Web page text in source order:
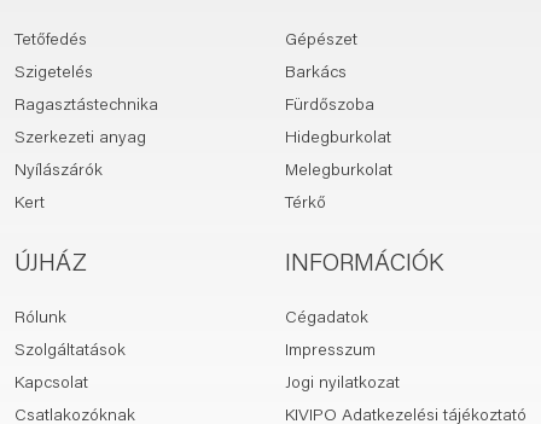
Tetőfedés
Szigetelés
Ragasztástechnika
Szerkezeti anyag
Nyílászárók
Kert
Gépészet
Barkács
Fürdőszoba
Hidegburkolat
Melegburkolat
Térkő
ÚJHÁZ
Rólunk
Szolgáltatások
Kapcsolat
Csatlakozóknak
INFORMÁCIÓK
Cégadatok
Impresszum
Jogi nyilatkozat
KIVIPO Adatkezelési tájékoztató